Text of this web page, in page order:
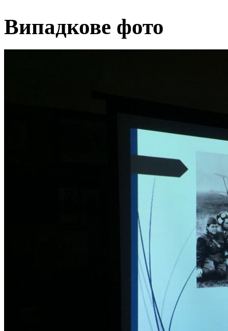
Випадкове фото